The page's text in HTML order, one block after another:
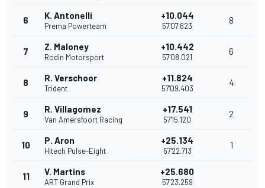
6 K. Antonelli
Prema Powerteam
+10.044
57'07.623
8
7 Z. Maloney
Rodin Motorsport
+10.442
57'08.021
6
8 R. Verschoor
Trident
+11.824
57'09.403
4
9 R. Villagomez
Van Amersfoort Racing
+17.541
57'15.120
2
10 P. Aron
Hitech Pulse-Eight
+25.134
57'22.713
1
11 V. Martins
ART Grand Prix
+25.680
57'23.259